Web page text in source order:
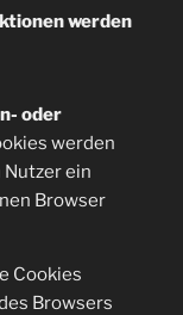
werden
oder
werden
ein
Browser
Cookies
Browsers